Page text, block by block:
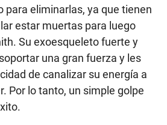
para eliminarlas, ya que tienen
estar muertas para luego
Su exoesqueleto fuerte y
una gran fuerza y les
de canalizar su energía a
Por lo tanto, un simple golpe